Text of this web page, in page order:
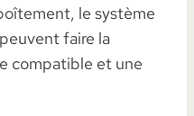
le système
faire la
compatible et une